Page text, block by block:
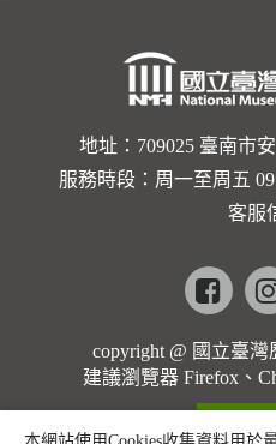
地址：709025 臺南市
服務時段：周一至周五
客服
copyright @ 國立臺
建議瀏覽器 Firefox、
本網站使用Cookies收集資料用於